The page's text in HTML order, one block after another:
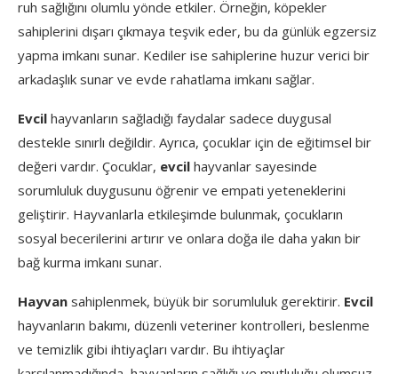
ruh sağlığını olumlu yönde etkiler. Örneğin, köpekler
sahiplerini dışarı çıkmaya teşvik eder, bu da günlük egzersiz
yapma imkanı sunar. Kediler ise sahiplerine huzur verici bir
arkadaşlık sunar ve evde rahatlama imkanı sağlar.
Evcil hayvanların sağladığı faydalar sadece duygusal
destekle sınırlı değildir. Ayrıca, çocuklar için de eğitimsel bir
değeri vardır. Çocuklar, evcil hayvanlar sayesinde
sorumluluk duygusunu öğrenir ve empati yeteneklerini
geliştirir. Hayvanlarla etkileşimde bulunmak, çocukların
sosyal becerilerini artırır ve onlara doğa ile daha yakın bir
bağ kurma imkanı sunar.
Hayvan sahiplenmek, büyük bir sorumluluk gerektirir. Evcil
hayvanların bakımı, düzenli veteriner kontrolleri, beslenme
ve temizlik gibi ihtiyaçları vardır. Bu ihtiyaçlar